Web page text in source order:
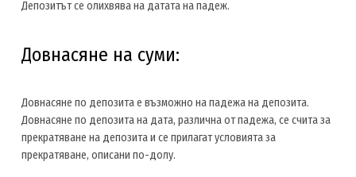
Депозитът се олихвява на датата на падеж.
Довнасяне на суми:
Довнасяне по депозита е възможно на падежа на депозита.
Довнасяне по депозита на дата, различна от падежа, се счита за
прекратяване на депозита и се прилагат условията за
прекратяване, описани по-долу.